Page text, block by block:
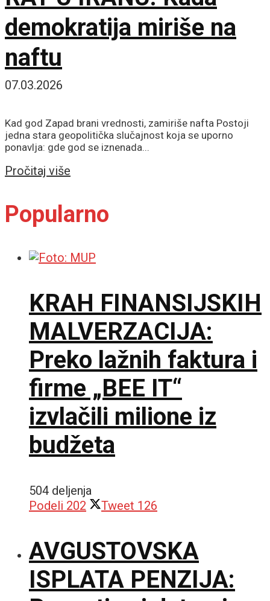
demokratija miriše na
naftu
07.03.2026
Kad god Zapad brani vrednosti, zamiriše nafta Postoji
jedna stara geopolitička slučajnost koja se uporno
ponavlja: gde god se iznenada...
Pročitaj više
Popularno
KRAH FINANSIJSKIH
MALVERZACIJA:
Preko lažnih faktura i
firme „BEE IT“
izvlačili milione iz
budžeta
504 deljenja
Podeli 202 Tweet 126
AVGUSTOVSKA
ISPLATA PENZIJA: